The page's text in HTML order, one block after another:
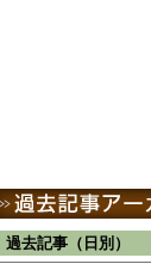
過去記事（日別）